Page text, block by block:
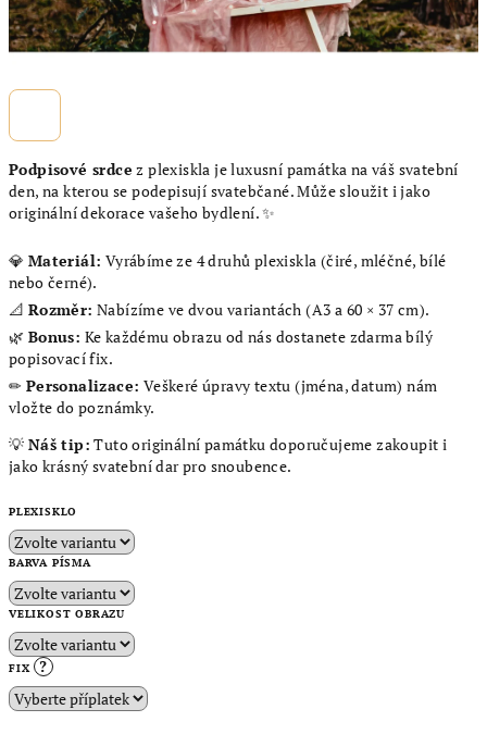
Podpisové srdce z plexiskla je luxusní památka na váš svatební
den, na kterou se podepisují svatebčané. Může sloužit i jako
originální dekorace vašeho bydlení. ✨
💎 Materiál: Vyrábíme ze 4 druhů plexiskla (čiré, mléčné, bílé
nebo černé).
📐 Rozměr: Nabízíme ve dvou variantách (A3 a 60 × 37 cm).
🌿 Bonus: Ke každému obrazu od nás dostanete zdarma bílý
popisovací fix.
✏ Personalizace: Veškeré úpravy textu (jména, datum) nám
vložte do poznámky.
💡 Náš tip: Tuto originální památku doporučujeme zakoupit i
jako krásný svatební dar pro snoubence.
PLEXISKLO
BARVA PÍSMA
VELIKOST OBRAZU
FIX ?